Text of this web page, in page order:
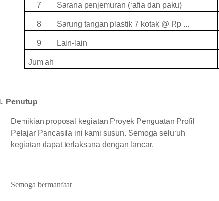
7 Sarana penjemuran (rafia dan paku)
8 Sarung tangan plastik 7 kotak @ Rp ...
9 Lain-lain
Jumlah
Penutup
Demikian proposal kegiatan Proyek Penguatan Profil
Pelajar Pancasila ini kami susun. Semoga seluruh
kegiatan dapat terlaksana dengan lancar.
Semoga bermanfaat